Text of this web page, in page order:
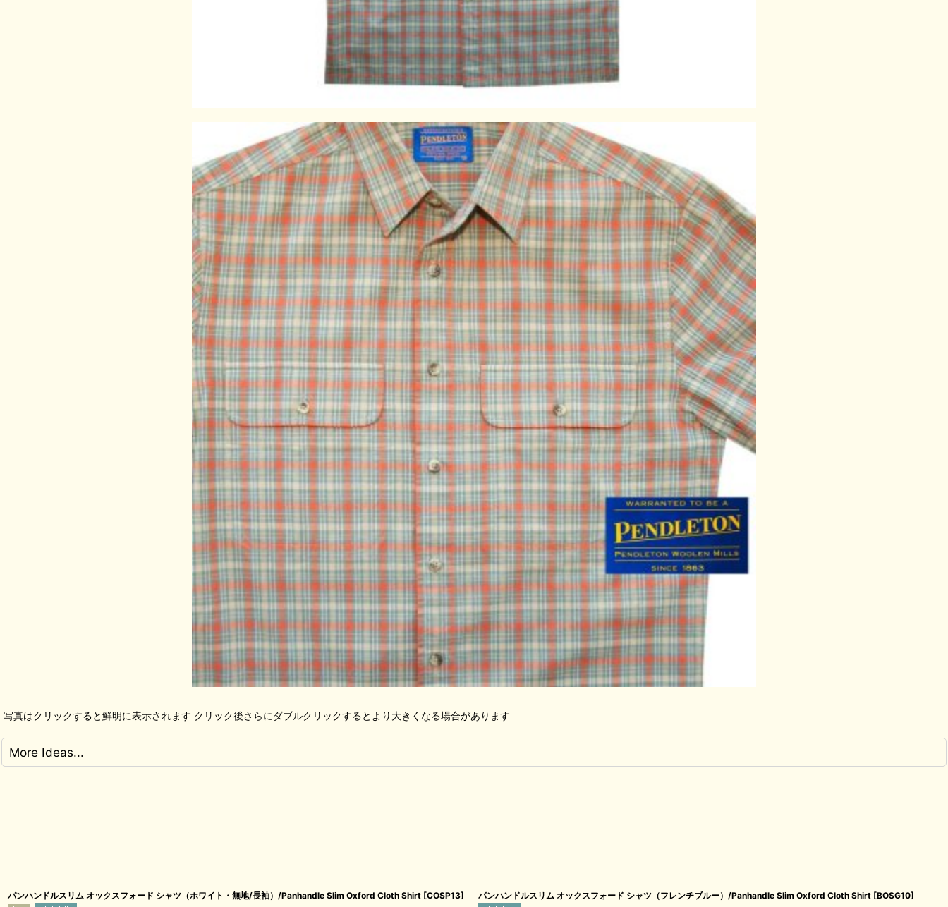
写真はクリックすると鮮明に表示されます クリック後さらにダブルクリックするとより大きくなる場合があります
More Ideas...
パンハンドルスリム オックスフォード シャツ（ホワイト・無地/長袖）/Panhandle Slim Oxford Cloth Shirt [COSP13] パンハンドルスリム オックスフォード シャツ（フレンチブルー）/Panhandle Slim Oxford Cloth Shirt [BOSG10]